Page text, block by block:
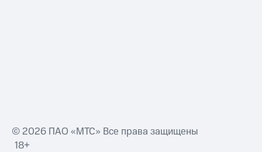
© 2026 ПАО «МТС» Все права защищены
18+